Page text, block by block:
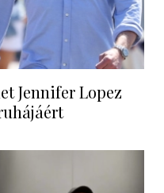
Jennifer Lopez